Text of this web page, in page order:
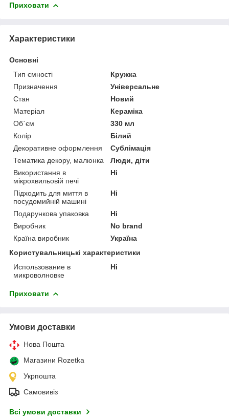
Приховати
Характеристики
Основні
Тип ємності
Кружка
Призначення
Універсальне
Стан
Новий
Матеріал
Кераміка
Об`єм
330 мл
Колір
Білий
Декоративне оформлення
Сублімація
Тематика декору, малюнка
Люди, діти
Використання в
мікрохвильовій печі
Ні
Підходить для миття в
посудомийній машині
Ні
Подарункова упаковка
Ні
Виробник
No brand
Країна виробник
Україна
Користувальницькі характеристики
Использование в
микроволновке
Ні
Приховати
Умови доставки
Нова Пошта
Магазини Rozetka
Укрпошта
Самовивіз
Всі умови доставки